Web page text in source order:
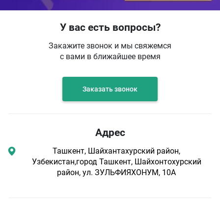
У вас есть вопросы?
Закажите звонок и мы свяжемся
с вами в ближайшее время
Заказать звонок
Адрес
Ташкент, Шайхантахурский район,
Узбекистан,город Ташкент, Шайхонтохурский
район, ул. ЗУЛЬФИЯХОНУМ, 10А